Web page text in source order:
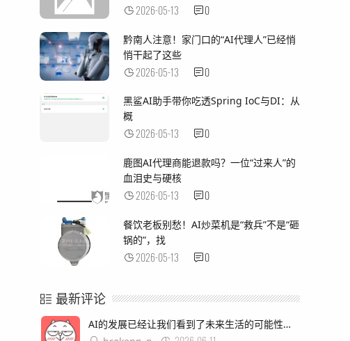
2026-05-13 0
黔南人注意！家门口的“AI代理人”已经悄
悄干起了这些
2026-05-13 0
黑鲨AI助手带你吃透Spring IoC与DI：从
概
2026-05-13 0
鹿图AI代理商能退款吗？一位“过来人”的
血泪史与硬核
2026-05-13 0
餐饮老板别愁！AI炒菜机是“救兵”不是“砸
锅的”，找
2026-05-13 0
最新评论
AI的发展已经让我们看到了未来生活的可能性，从智能助手到自动驾驶汽车再到虚拟现实体验等等，然而在这个过程中我们也面临着挑战：如何确保这些新技术能够真正为我们带来便利和安全？我认为这需要我们关注隐私保护和数据安全两个方面的问题同时加强对于人工智能技术的监管和指导确保其发展方向符合我们的期望和需要！